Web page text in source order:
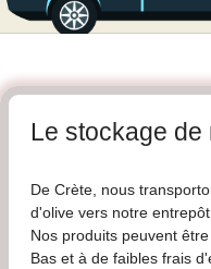
Le stockage de
De Crète, nous
d'olive vers notre
Nos produits peuvent
Bas et à de faibles frais